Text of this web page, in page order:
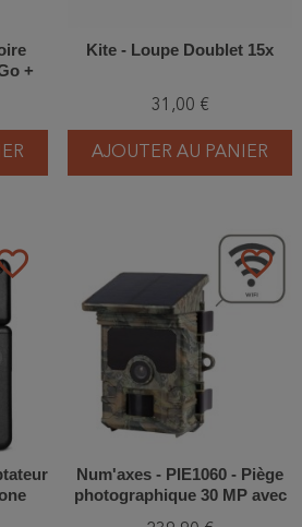
+
Kite - Loupe Doublet 15x
31,00 €
AJOUTER AU PANIER
favorite_border
Num'axes - PIE1060 - Piège
photographique 30 MP avec